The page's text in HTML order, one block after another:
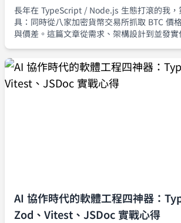
長年在 TypeScript / Node.js 生態打滾的我，
具：同時從八家加密貨幣交易所抓取 BTC 價
與價差。這篇文章從需求、架構設計到並發
AI 協作時代的軟體工程四神器：
Zod、Vitest、JSDoc 實戰心得